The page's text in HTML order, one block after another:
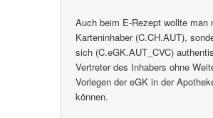
Auch beim E-Rezept wollte man
Karteninhaber (C.CH.AUT),
sich (C.eGK.AUT_CVC)
Vertreter des Inhabers ohne
Vorlegen der eGK in der
können.